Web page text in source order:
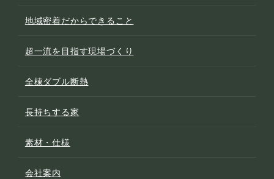
地域密着だからできること
超一流を目指す現場づくり
全棟ダブル断熱
長持ちする家
素材・仕様
会社案内